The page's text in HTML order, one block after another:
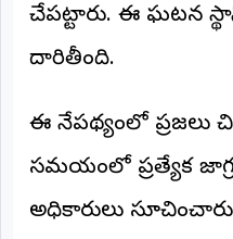
ఆర్టీఐ
రిపోర్టర్స్
డెస్క్
(REPORTERS
DESK)
మా
చేపట్టారు. ఈ ఘటన
దారితీసింది.
ఈ నేపథ్యంలో ప్రజలు
సమయంలో ప్రత్యేక
అధికారులు